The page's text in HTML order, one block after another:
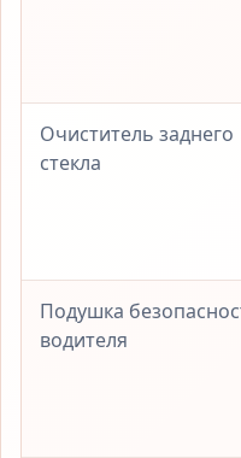
Очиститель заднего
стекла
Подушка
водителя